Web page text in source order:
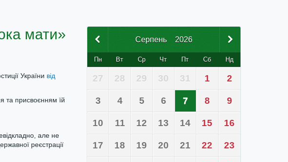
мати»
України від
та присвоєнням їй
але не
реєстрації
Серпень 2026
Пн Вт Ср Чт Пт Сб Нд
27 28 29 30 31 1 2
3 4 5 6 7 8 9
10 11 12 13 14 15 16
17 18 19 20 21 22 23